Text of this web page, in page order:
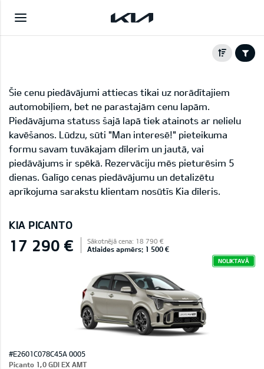
Šie cenu piedāvājumi attiecas tikai uz norādītajiem
automobiļiem, bet ne parastajām cenu lapām.
Piedāvājuma statuss šajā lapā tiek atainots ar nelielu
kavēšanos. Lūdzu, sūti "Man interesē!" pieteikuma
formu savam tuvākajam dīlerim un jautā, vai
piedāvājums ir spēkā. Rezervāciju mēs pieturēsim 5
dienas. Galīgo cenas piedāvājumu un detalizētu
aprīkojuma sarakstu klientam nosūtīs Kia dīleris.
KIA PICANTO
17 290 € Sākotnējā cena: 18 790 €
Atlaides apmērs: 1 500 €
NOLIKTAVĀ
#E2601C078C45A 0005
Picanto 1,0 GDI EX AMT